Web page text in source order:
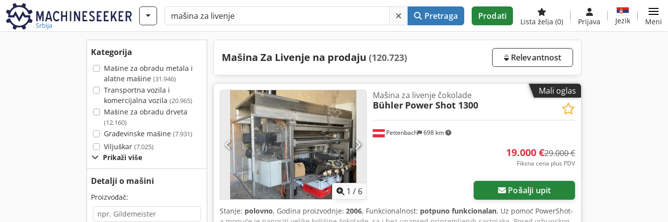
Srbija
Pretraga Prodati
Lista želja (0) Prijava Jezik Meni
Kategorija
Mašine za obradu metala i
alatne mašine (31.946)
Transportna vozila i
komercijalna vozila (20.965)
Mašine za obradu drveta
(12.160)
Građevinske mašine (7.931)
Viljuškar (7.025)
Prikaži više
Detalji o mašini
Proizvođač:
Mašina Za Livenje na prodaju (120.723) Relevantnost
Mali oglas
1 / 6
Pettenbach 698 km
Mašina za livenje čokolade
Bühler Power Shot 1300
19.000 €29.000 €
Fiksna cena plus PDV
Pošalji upit
Stanje: polovno, Godina proizvodnje: 2006, Funkcionalnost: potpuno funkcionalan, Uz pomoć PowerShot-